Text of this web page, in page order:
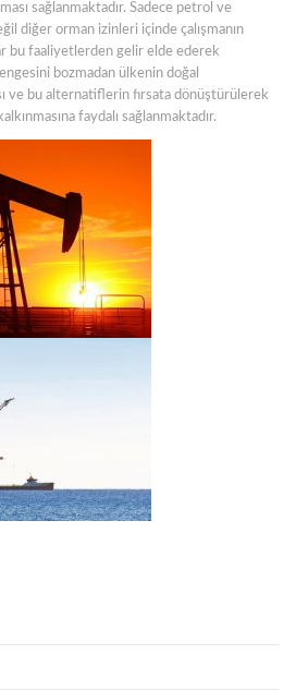
sağlanmaktadır. Sadece petrol ve
diğer orman izinleri içinde çalışmanın
bu faaliyetlerden gelir elde ederek
bozmadan ülkenin doğal
ve bu alternatiflerin fırsata dönüştürülerek
faydalı sağlanmaktadır.